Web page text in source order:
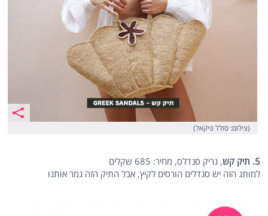
(צילום: סולל פיקאל)
5. תיק קש
, גריק סנדלס, מחיר: 685 שקלים
למותג הזה יש סנדלים הורסים לקיץ, אבל התיק הזה גמר אותנו